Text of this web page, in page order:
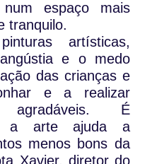
num espaço mais
tranquilo.
artísticas,
e o medo
das crianças e
e a realizar
agradáveis. É
a arte ajuda a
menos bons da
Xavier, diretor do